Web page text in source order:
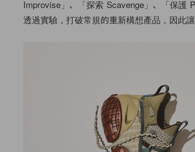
Improvise」、「探索 Scavenge」、「保護
透過實驗，打破常規的重新構想產品，因此